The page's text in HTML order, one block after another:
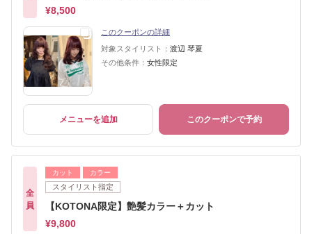
¥8,500
このクーポンの詳細
対象スタイリスト： 渡辺 琴夏
その他条件： 女性限定
メニューを追加 このクーポンで予約
全
員
カット カラー
スタイリスト指定
【KOTONA限定】艶髪カラー＋カット
¥9,800